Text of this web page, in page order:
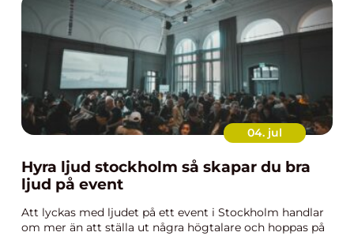
04. jul
Hyra ljud stockholm så skapar du bra
ljud på event
Att lyckas med ljudet på ett event i Stockholm handlar
om mer än att ställa ut några högtalare och hoppas på